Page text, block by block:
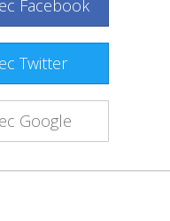
Facebook
Twitter
Google